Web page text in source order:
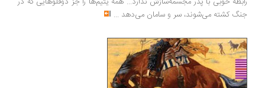
جنگ کشته می‌شوند، سر و سامان می‌دهد ...